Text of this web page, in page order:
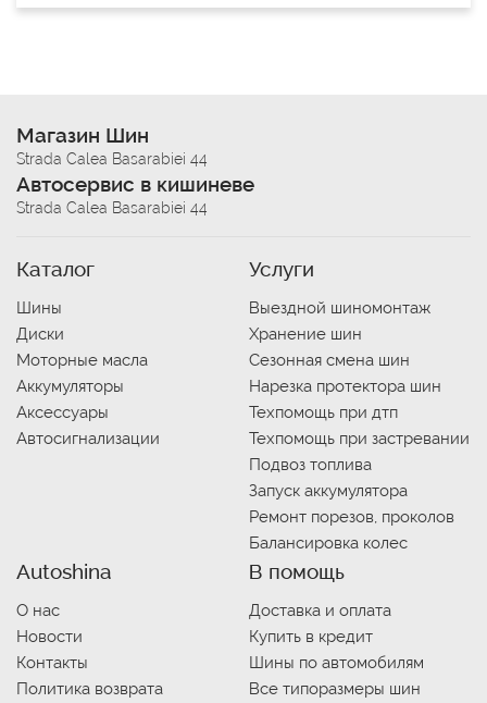
Магазин Шин
Strada Calea Basarabiei 44
Автосервис в кишиневе
Strada Calea Basarabiei 44
Каталог
Шины
Диски
Моторные масла
Аккумуляторы
Аксессуары
Автосигнализации
Услуги
Выездной шиномонтаж
Хранение шин
Сезонная смена шин
Нарезка протектора шин
Техпомощь при дтп
Техпомощь при застревании
Подвоз топлива
Запуск аккумулятора
Ремонт порезов, проколов
Балансировка колес
Autoshina
О нас
Новости
Контакты
Политика возврата
В помощь
Доставка и оплата
Купить в кредит
Шины по автомобилям
Все типоразмеры шин